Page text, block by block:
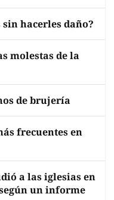
hacerles daño?
molestas de la
de brujería
frecuentes en
a las iglesias en
un informe